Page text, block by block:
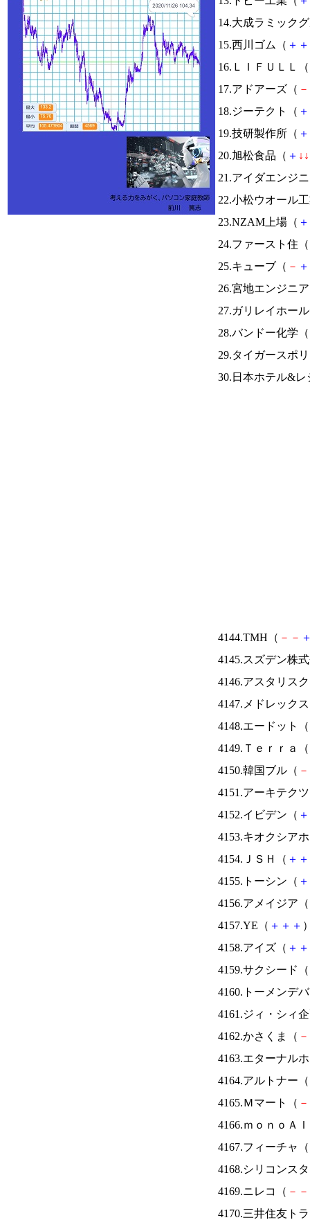
14.大成ラミック
15.西川ゴム（ ＋ ＋
16.ＬＩＦＵＬＬ（
17.アドアーズ（ －
18.ジーテクト（ ＋
19.技研製作所（ ＋
20.旭松食品（ ＋ ↓ ↓
21.アイダエンジ
22.小松ウオール
23.NZAM上場（ ＋
24.ファースト住（
25.キューブ（ － ＋
26.宮地エンジニ
27.ガリレイホー
28.バンドー化学（
29.タイガースポ
30.日本ホテル&
4144.TMH（ － －
4145.スズデン株
4146.アスタリス
4147.メドレック
4148.エードット（
4149.Ｔｅｒｒａ（
4150.韓国ブル（ －
4151.アーキテク
4152.イビデン（ ＋
4153.キオクシア
4154.ＪＳＨ（ ＋ ＋
4155.トーシン（ ＋
4156.アメイジア（
4157.YE（ ＋ ＋ ＋
4158.アイズ（ ＋ ＋
4159.サクシード（
4160.トーメンデ
4161.ジィ・シィ
4162.かさくま（ －
4163.エターナル
4164.アルトナー（
4165.Ｍマート（ －
4166.ｍｏｎｏＡ
4167.フィーチャ（
4168.シリコンス
4169.ニレコ（ － －
4170.三井住友ト